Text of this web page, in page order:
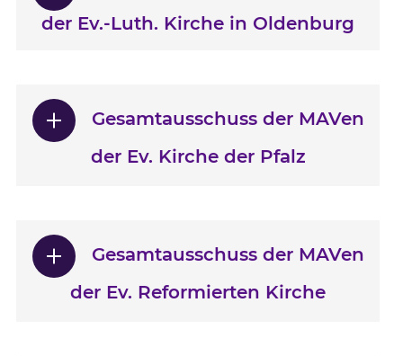
der Ev.-Luth. Kirche in Oldenburg
Gesamtausschuss der MAVen
der Ev. Kirche der Pfalz
Gesamtausschuss der MAVen
der Ev. Reformierten Kirche